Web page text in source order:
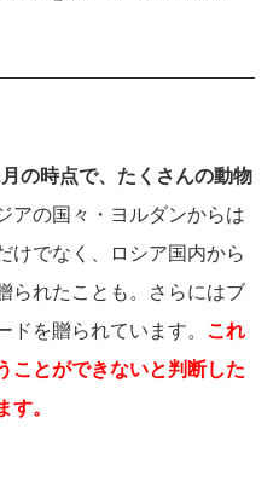
の時点で、たくさんの動物
アの国々・ヨルダンからは
けでなく、ロシア国内から
られたことも。さらにはブ
ドを贈られています。 これ
ことができないと判断した
す。